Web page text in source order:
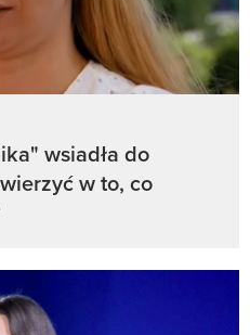
wsiadła do
w to, co